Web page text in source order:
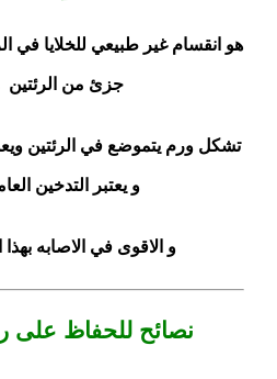
هو انقسام غير طبيعي للخلايا في
جزئ من الرئتين
تشكل ورم يتموضع في الرئتين
و يعتبر التدخين
و الاقوى في الاصابه
نصائح للحفاظ على